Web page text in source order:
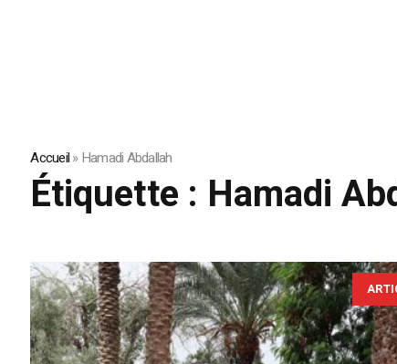
Accueil»Hamadi Abdallah
Étiquette : Hamadi